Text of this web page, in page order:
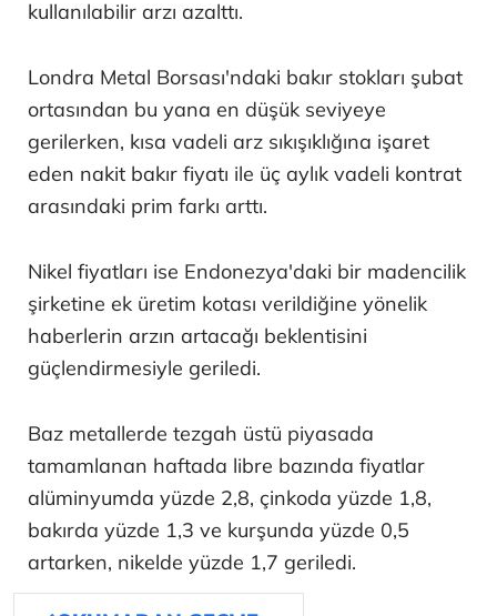
kullanılabilir arzı azalttı.
Londra Metal Borsası'ndaki bakır stokları şubat
ortasından bu yana en düşük seviyeye
gerilerken, kısa vadeli arz sıkışıklığına işaret
eden nakit bakır fiyatı ile üç aylık vadeli kontrat
arasındaki prim farkı arttı.
Nikel fiyatları ise Endonezya'daki bir madencilik
şirketine ek üretim kotası verildiğine yönelik
haberlerin arzın artacağı beklentisini
güçlendirmesiyle geriledi.
Baz metallerde tezgah üstü piyasada
tamamlanan haftada libre bazında fiyatlar
alüminyumda yüzde 2,8, çinkoda yüzde 1,8,
bakırda yüzde 1,3 ve kurşunda yüzde 0,5
artarken, nikelde yüzde 1,7 geriledi.